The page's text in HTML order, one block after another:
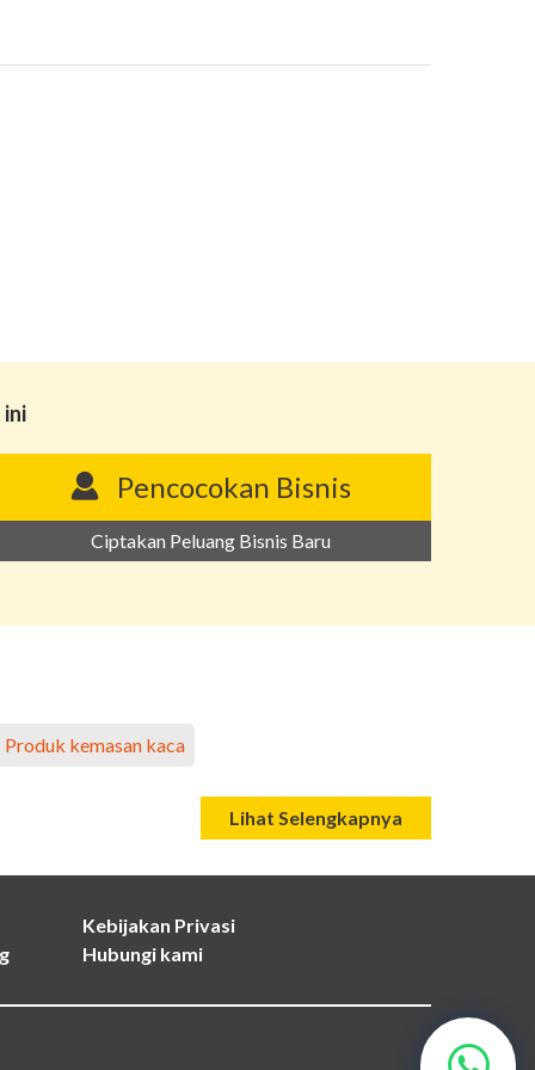
ini
Pencocokan Bisnis
Ciptakan Peluang Bisnis Baru
Produk kemasan kaca
Lihat Selengkapnya
Kebijakan Privasi
Hubungi kami